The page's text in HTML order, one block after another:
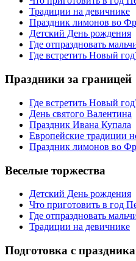
Традиции на девичнике
Праздник лимонов во
Детский День рождения
Где отпраздновать
Где встретить Новый
Праздники за границей
Где встретить Новый
День святого Валентина
Праздник Ивана Купала
Европейские традиции
Праздник лимонов во
Веселые торжества
Детский День рождения
Что приготовить в год
Где отпраздновать
Традиции на девичнике
Подготовка с